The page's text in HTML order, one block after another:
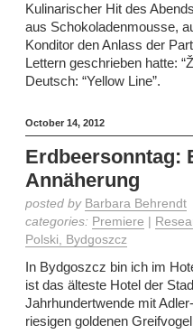
Kulinarischer Hit des
aus Schokoladenmousse,
Konditor den Anlass der
Lettern geschrieben hatte:
Deutsch: “Yellow Line”.
October 14, 2012
Erdbeersonntag:
Annäherung
posted by Barbara Behrendt
categories: Premiere
Polski, Bydgoszcz
In Bydgoszcz bin ich im
ist das älteste Hotel der
Jahrhundertwende mit
riesigen goldenen